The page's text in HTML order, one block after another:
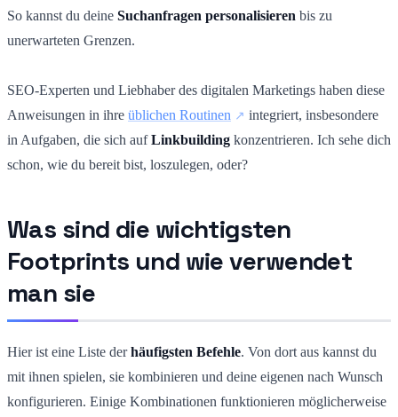
So kannst du deine Suchanfragen personalisieren bis zu
unerwarteten Grenzen.
SEO-Experten und Liebhaber des digitalen Marketings haben diese
Anweisungen in ihre üblichen Routinen
integriert, insbesondere
in Aufgaben, die sich aufLinkbuilding konzentrieren. Ich sehe dich
schon, wie du bereit bist, loszulegen, oder?
Was sind die wichtigsten
Footprints und wie verwendet
man sie
Hier ist eine Liste derhäufigsten Befehle. Von dort aus kannst du
mit ihnen spielen, sie kombinieren und deine eigenen nach Wunsch
konfigurieren. Einige Kombinationen funktionieren möglicherweise